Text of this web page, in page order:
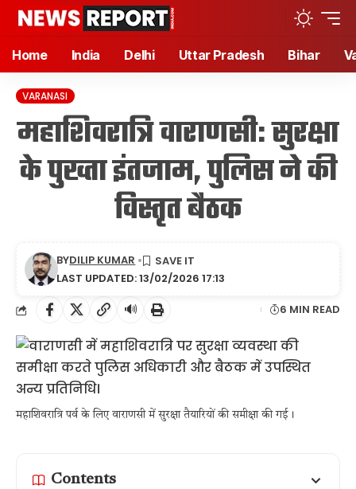
Home India Delhi Uttar Pradesh Bihar
VARANASI
महाशिवरात्रि वाराणसी: सुरक्षा
के पुख्ता इंतजाम, पुलिस ने की
विस्तृत बैठक
LAST UPDATED: 13/02/2026 17:13
BYDILIP KUMAR
🔊 6 MIN READ
महाशिवरात्रि पर्व के लिए वाराणसी में सुरक्षा तैयारियों की समीक्षा की गई।
Contents